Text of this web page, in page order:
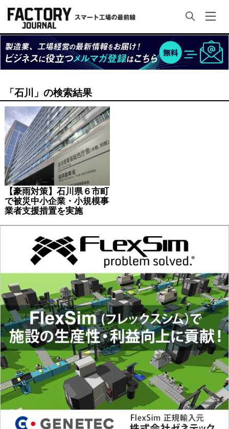
「石川」の検索結果
【豪雨対策】石川県６市町
で被災中小企業・小規模事
業者支援措置を実施